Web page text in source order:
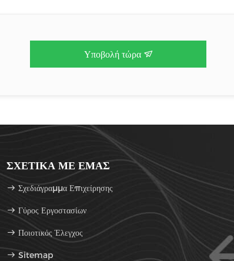
Υποβολή τώρα
ΣΧΕΤΙΚΆ ΜΕ ΕΜΆΣ
Σχεδιάγραμμα Επιχείρησης
Γύρος Εργοστασίων
Ποιοτικός Έλεγχος
Sitemap